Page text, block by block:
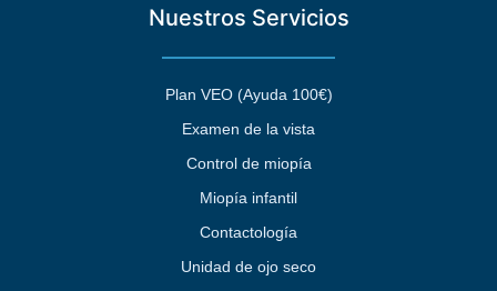
Nuestros Servicios
Plan VEO (Ayuda 100€)
Examen de la vista
Control de miopía
Miopía infantil
Contactología
Unidad de ojo seco